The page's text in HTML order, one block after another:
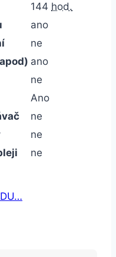
144 hod.
ano
ne
ano
ne
Ano
ne
ne
ne